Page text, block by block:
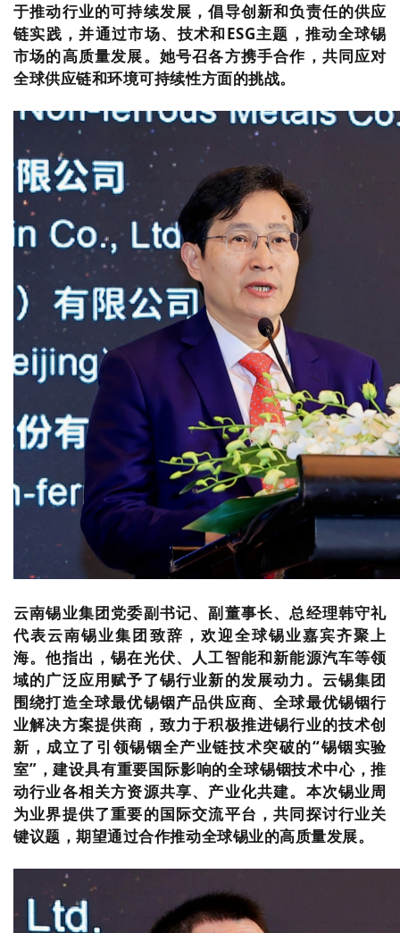
于推动行业的可持续发展，倡导创新和负责任的供应
链实践，并通过市场、技术和ESG主题，推动全球锡
市场的高质量发展。她号召各方携手合作，共同应对
全球供应链和环境可持续性方面的挑战。
云南锡业集团党委副书记、副董事长、总经理韩守礼
代表云南锡业集团致辞，欢迎全球锡业嘉宾齐聚上
海。他指出，锡在光伏、人工智能和新能源汽车等领
域的广泛应用赋予了锡行业新的发展动力。云锡集团
围绕打造全球最优锡铟产品供应商、全球最优锡铟行
业解决方案提供商，致力于积极推进锡行业的技术创
新，成立了引领锡铟全产业链技术突破的“锡铟实验
室”，建设具有重要国际影响的全球锡铟技术中心，推
动行业各相关方资源共享、产业化共建。本次锡业周
为业界提供了重要的国际交流平台，共同探讨行业关
键议题，期望通过合作推动全球锡业的高质量发展。